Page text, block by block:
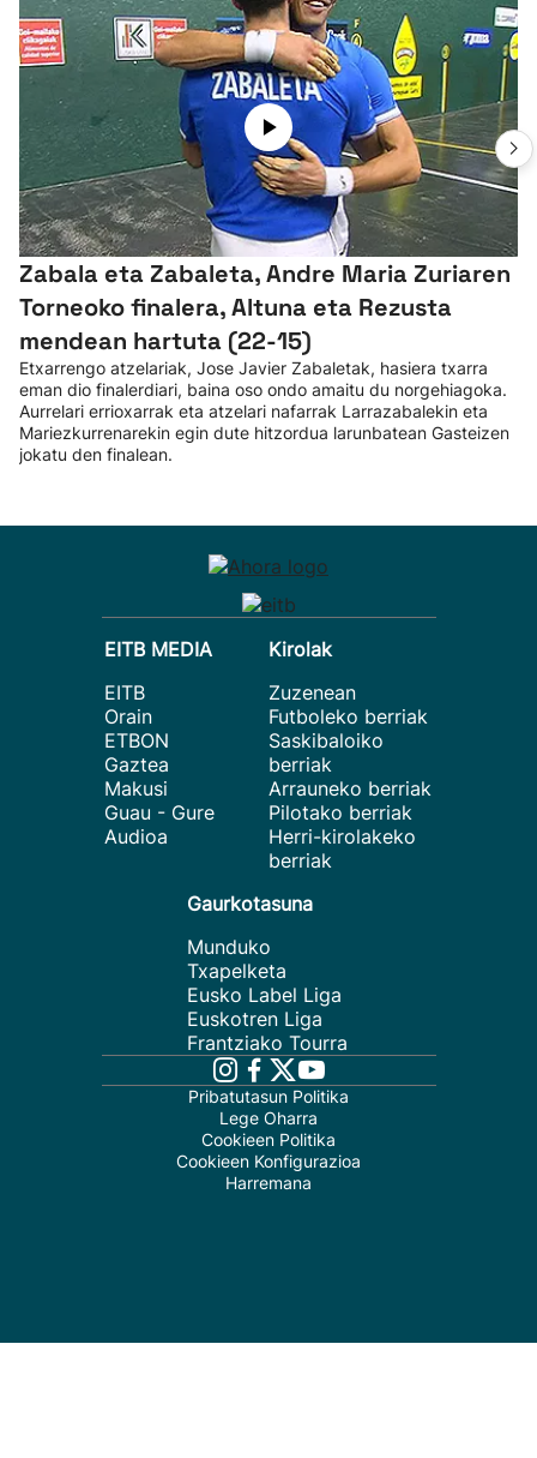
Zabala eta Zabaleta, Andre Maria Zuriaren
Torneoko finalera, Altuna eta Rezusta
mendean hartuta (22-15)
Etxarrengo atzelariak, Jose Javier Zabaletak, hasiera txarra
eman dio finalerdiari, baina oso ondo amaitu du norgehiagoka.
Aurrelari errioxarrak eta atzelari nafarrak Larrazabalekin eta
Mariezkurrenarekin egin dute hitzordua larunbatean Gasteizen
jokatu den finalean.
EITB MEDIA
EITB
Orain
ETBON
Gaztea
Makusi
Guau - Gure
Audioa
Kirolak
Zuzenean
Futboleko berriak
Saskibaloiko
berriak
Arrauneko berriak
Pilotako berriak
Herri-kirolakeko
berriak
Gaurkotasuna
Munduko
Txapelketa
Eusko Label Liga
Euskotren Liga
Frantziako Tourra
Pribatutasun Politika
Lege Oharra
Cookieen Politika
Cookieen Konfigurazioa
Harremana